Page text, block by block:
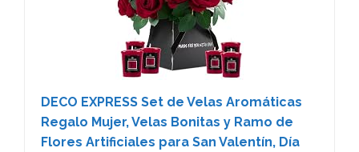
DECO EXPRESS Set de Velas Aromáticas
Regalo Mujer, Velas Bonitas y Ramo de
Flores Artificiales para San Valentín, Día